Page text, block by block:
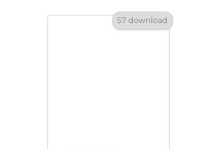
57 download